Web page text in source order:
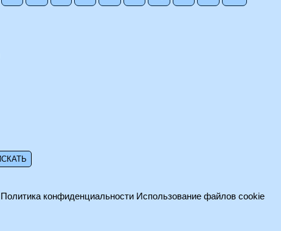
Политика конфиденциальности Использование файлов cookie